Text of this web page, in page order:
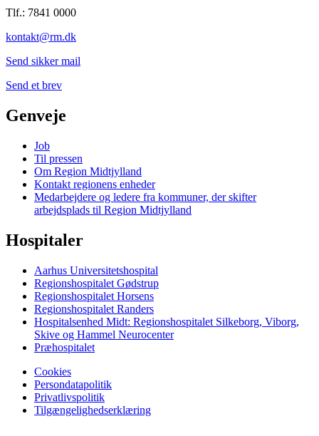
Tlf.: 7841 0000
kontakt@rm.dk
Send sikker mail
Send et brev
Genveje
Job
Til pressen
Om Region Midtjylland
Kontakt regionens enheder
Medarbejdere og ledere fra kommuner, der skifter
arbejdsplads til Region Midtjylland
Hospitaler
Aarhus Universitetshospital
Regionshospitalet Gødstrup
Regionshospitalet Horsens
Regionshospitalet Randers
Hospitalsenhed Midt: Regionshospitalet Silkeborg, Viborg,
Skive og Hammel Neurocenter
Præhospitalet
Cookies
Persondatapolitik
Privatlivspolitik
Tilgængelighedserklæring